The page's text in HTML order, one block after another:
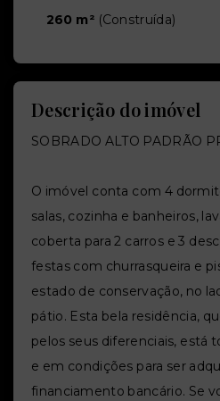
260 m² (Construída)
Descrição do imóvel
SOBRADO ALTO PADRÃO
O imóvel conta com 4
salas, cozinha e banheiros,
coberta para 2 carros e 3
festas com churrasqueira e
estado de conservação, no
pátio. Esta bela residência,
pelos seus diferenciais, está
e em condições para ser
financiamento bancário. Se